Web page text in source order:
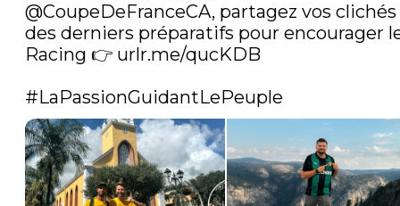
@CoupeDeFranceCA, partagez vos clichés
des derniers préparatifs pour encourager
Racing 👉 urlr.me/qucKDB
#LaPassionGuidantLePeuple